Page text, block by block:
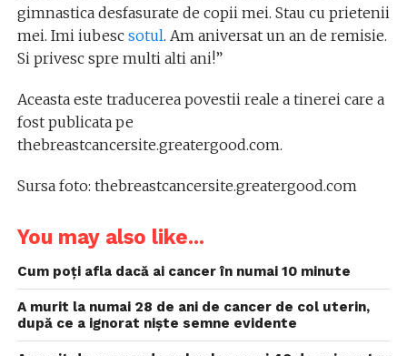
gimnastica desfasurate de copii mei. Stau cu prietenii
mei. Imi iubesc sotul. Am aniversat un an de remisie.
Si privesc spre multi alti ani!”
Aceasta este traducerea povestii reale a tinerei care a
fost publicata pe
thebreastcancersite.greatergood.com.
Sursa foto: thebreastcancersite.greatergood.com
You may also like...
Cum poți afla dacă ai cancer în numai 10 minute
A murit la numai 28 de ani de cancer de col uterin,
după ce a ignorat niște semne evidente